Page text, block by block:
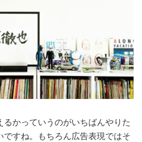
るかっていうのがいちばんやりた
ですね。もちろん広告表現ではそ